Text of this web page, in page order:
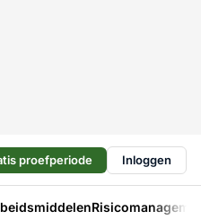
proefperiode Inloggen